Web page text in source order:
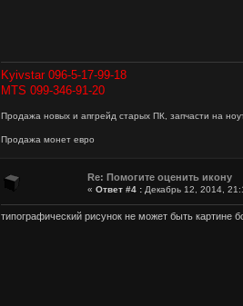
Kyivstar 096-5-17-99-18
MTS 099-346-91-20
Продажа новых и апгрейд старых ПК, запчасти на
Продажа монет евро
Re: Помогите оценить икону
« Ответ #4 : Декабрь 12, 2014,
типографический рисунок не может быть картине